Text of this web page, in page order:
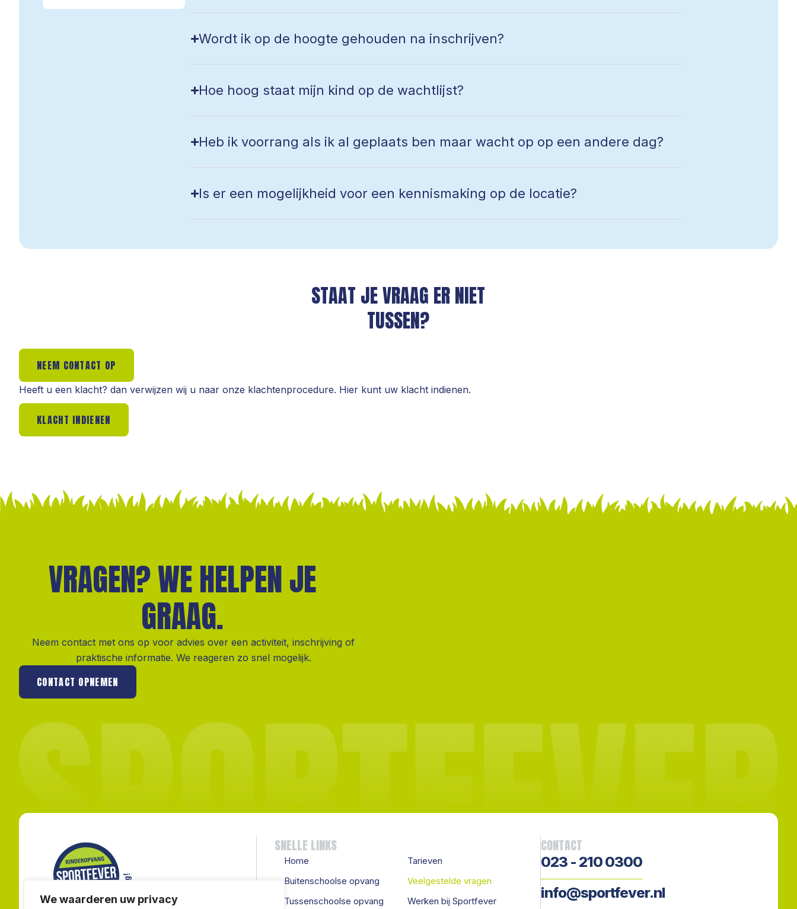
We waarderen uw privacy
Wordt ik op de hoogte gehouden na inschrijven?
Hoe hoog staat mijn kind op de wachtlijst?
Heb ik voorrang als ik al geplaats ben maar wacht op op een andere dag?
Is er een mogelijkheid voor een kennismaking op de locatie?
STAAT JE VRAAG ER NIET
TUSSEN?
NEEM CONTACT OP
Heeft u een klacht? dan verwijzen wij u naar onze klachtenprocedure. Hier kunt uw klacht indienen.
KLACHT INDIENEN
VRAGEN? WE HELPEN JE
GRAAG.
Neem contact met ons op voor advies over een activiteit, inschrijving of
praktische informatie. We reageren zo snel mogelijk.
CONTACT OPNEMEN
SNELLE LINKS
Home
Buitenschoolse opvang
Tussenschoolse opvang
Tarieven
Veelgestelde vragen
Werken bij Sportfever
CONTACT
023 - 210 0300
info@sportfever.nl